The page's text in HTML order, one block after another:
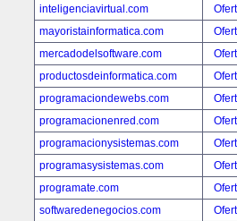
inteligenciavirtual.com
mayoristainformatica.com
mercadodelsoftware.com
productosdeinformatica.com
programaciondewebs.com
programacionenred.com
programacionysistemas.com
programasysistemas.com
programate.com
softwaredenegocios.com